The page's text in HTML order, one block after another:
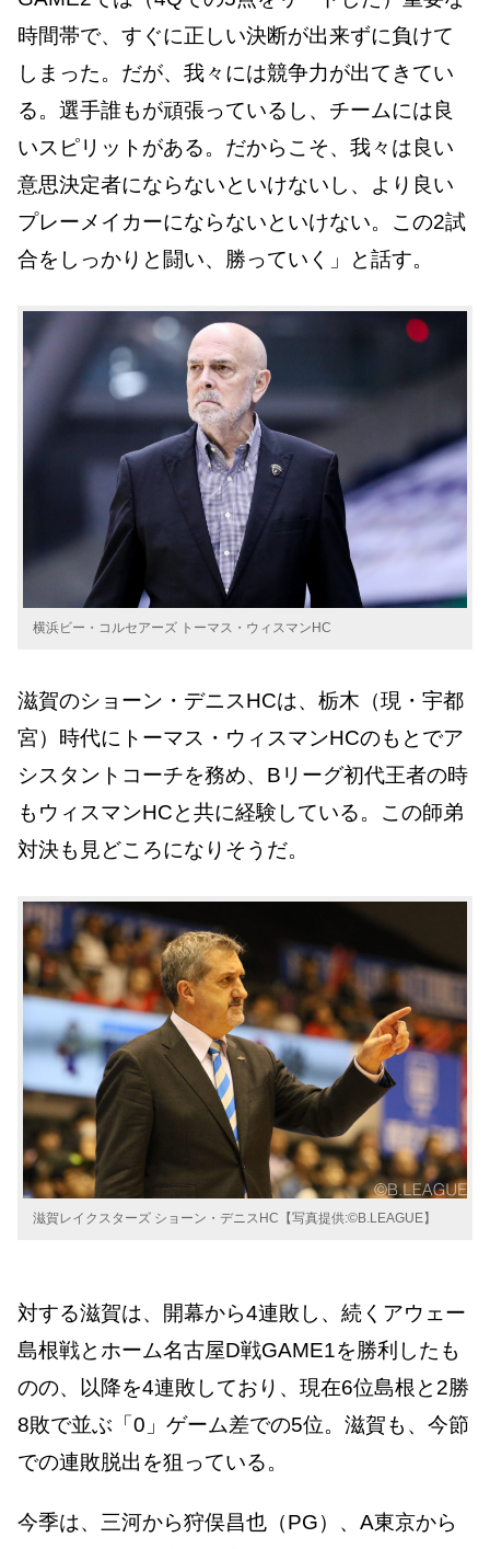
時間帯で、すぐに正しい決断が出来ずに負けて
しまった。だが、我々には競争力が出てきてい
る。選手誰もが頑張っているし、チームには良
いスピリットがある。だからこそ、我々は良い
意思決定者にならないといけないし、より良い
プレーメイカーにならないといけない。この2試
合をしっかりと闘い、勝っていく」と話す。
横浜ビー・コルセアーズ トーマス・ウィスマンHC
滋賀のショーン・デニスHCは、栃木（現・宇都
宮）時代にトーマス・ウィスマンHCのもとでア
シスタントコーチを務め、Bリーグ初代王者の時
もウィスマンHCと共に経験している。この師弟
対決も見どころになりそうだ。
滋賀レイクスターズ ショーン・デニスHC【写真提供:©B.LEAGUE】
対する滋賀は、開幕から4連敗し、続くアウェー
島根戦とホーム名古屋D戦GAME1を勝利したも
のの、以降を4連敗しており、現在6位島根と2勝
8敗で並ぶ「0」ゲーム差での5位。滋賀も、今節
での連敗脱出を狙っている。
今季は、三河から狩俣昌也（PG）、A東京から